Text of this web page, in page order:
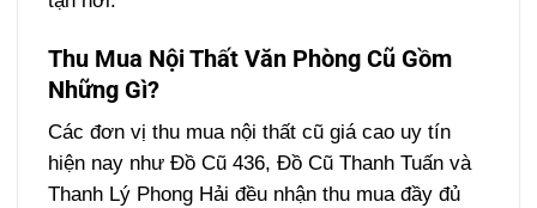
Thu Mua Nội Thất Văn Phòng Cũ Gồm
Những Gì?
Các đơn vị thu mua nội thất cũ giá cao uy tín
hiện nay như Đồ Cũ 436, Đồ Cũ Thanh Tuấn và
Thanh Lý Phong Hải đều nhận thu mua đầy đủ